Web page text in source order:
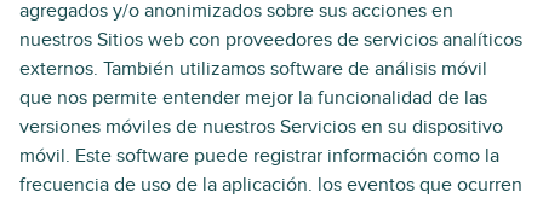
agregados y/o anonimizados sobre sus acciones en
nuestros Sitios web con proveedores de servicios analíticos
externos. También utilizamos software de análisis móvil
que nos permite entender mejor la funcionalidad de las
versiones móviles de nuestros Servicios en su dispositivo
móvil. Este software puede registrar información como la
frecuencia de uso de la aplicación. los eventos que ocurren